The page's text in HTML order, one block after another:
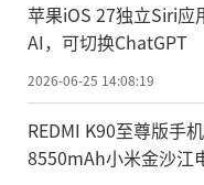
苹果iOS 27独立Siri应
AI，可切换ChatGPT
2026-06-25 14:08:19
REDMI K90至尊版手
8550mAh小米金沙江